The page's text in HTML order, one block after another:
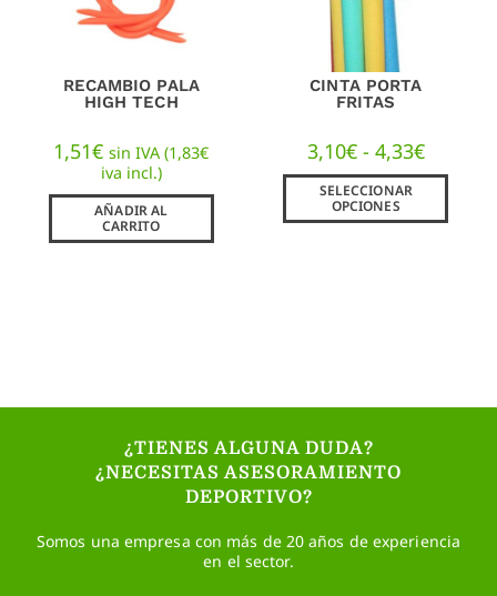
RECAMBIO PALA
HIGH TECH
1,51€ sin IVA (1,83€
iva incl.)
AÑADIR AL
CARRITO
CINTA PORTA
FRITAS
3,10€ - 4,33€
SELECCIONAR
OPCIONES
¿TIENES ALGUNA DUDA?
¿NECESITAS ASESORAMIENTO
DEPORTIVO?
Somos una empresa con más de 20 años de experiencia
en el sector.